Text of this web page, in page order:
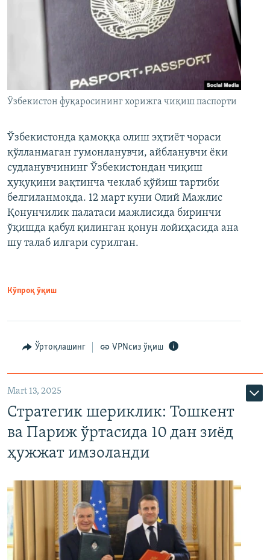
Ўзбекистон фуқаросининг хорижга чиқиш паспорти
Ўзбекистонда қамоққа олиш эҳтиёт чораси
қўлланмаган гумонланувчи, айбланувчи ёки
судланувчининг Ўзбекистондан чиқиш
ҳуқуқини вақтинча чеклаб қўйиш тартиби
белгиланмоқда. 12 март куни Олий Мажлис
Қонунчилик палатаси мажлисида биринчи
ўқишда қабул қилинган қонун лойиҳасида ана
шу талаб илгари сурилган.
Кўпроқ ўқиш
Ўртоқлашинг VPNсиз ўқиш
Mart 13, 2025
Стратегик шериклик: Тошкент
ва Париж ўртасида 10 дан зиёд
ҳужжат имзоланди